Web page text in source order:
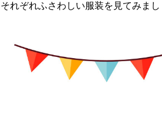
それぞれふさわしい服装を見てみまし